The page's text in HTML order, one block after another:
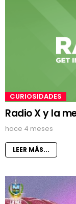
CURIOSIDADES
Radio X y la
hace 4 meses
LEER MÁS...